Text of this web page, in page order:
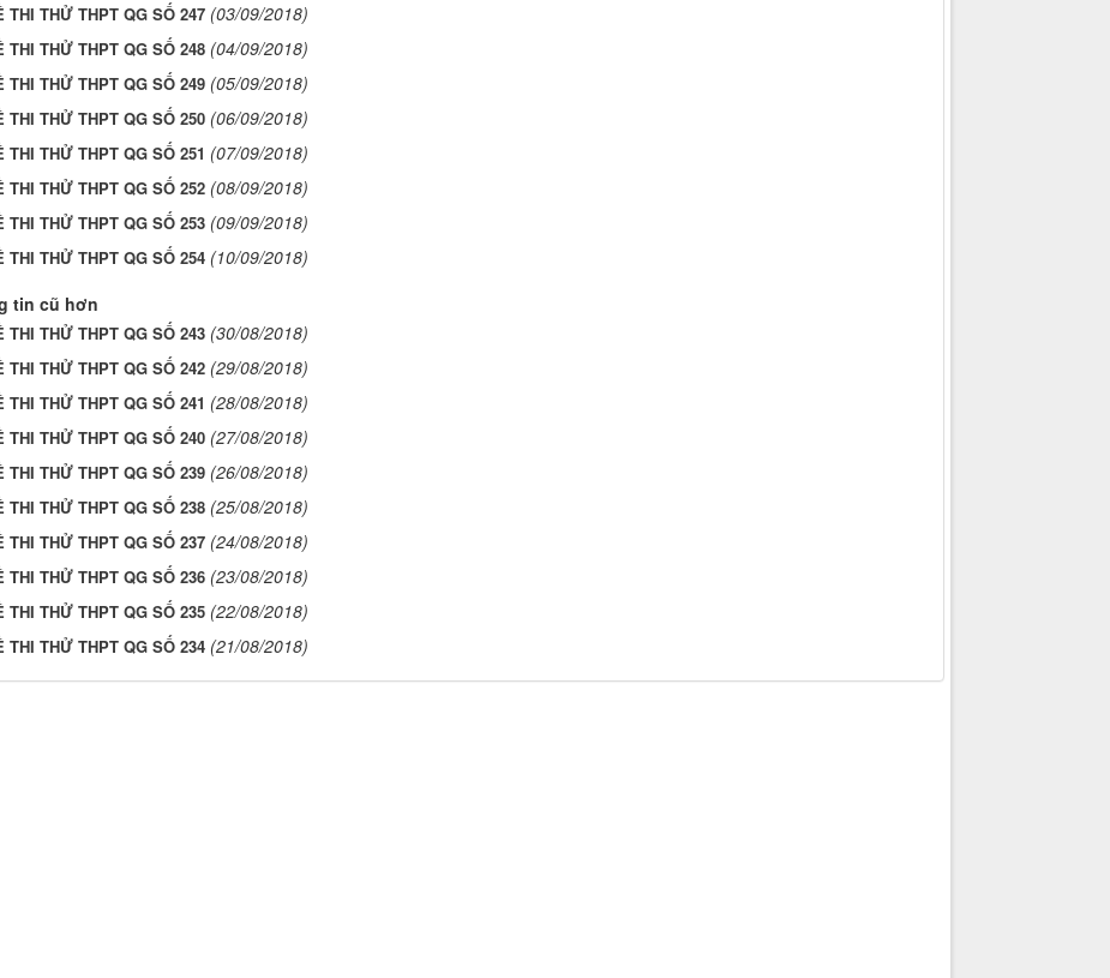
THI THỬ THPT QG SỐ 247 (03/09/2018)
THI THỬ THPT QG SỐ 248 (04/09/2018)
THI THỬ THPT QG SỐ 249 (05/09/2018)
THI THỬ THPT QG SỐ 250 (06/09/2018)
THI THỬ THPT QG SỐ 251 (07/09/2018)
THI THỬ THPT QG SỐ 252 (08/09/2018)
THI THỬ THPT QG SỐ 253 (09/09/2018)
THI THỬ THPT QG SỐ 254 (10/09/2018)
tin cũ hơn
THI THỬ THPT QG SỐ 243 (30/08/2018)
THI THỬ THPT QG SỐ 242 (29/08/2018)
THI THỬ THPT QG SỐ 241 (28/08/2018)
THI THỬ THPT QG SỐ 240 (27/08/2018)
THI THỬ THPT QG SỐ 239 (26/08/2018)
THI THỬ THPT QG SỐ 238 (25/08/2018)
THI THỬ THPT QG SỐ 237 (24/08/2018)
THI THỬ THPT QG SỐ 236 (23/08/2018)
THI THỬ THPT QG SỐ 235 (22/08/2018)
THI THỬ THPT QG SỐ 234 (21/08/2018)